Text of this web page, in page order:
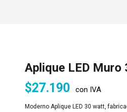
Aplique LED
$27.190 con IVA
Moderno Aplique LED 30 watt,